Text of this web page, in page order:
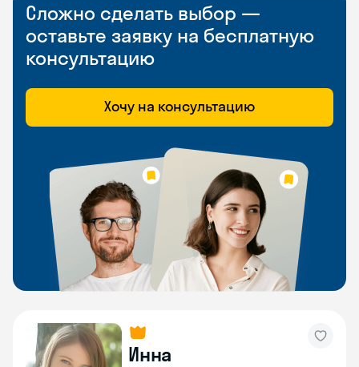
Сложно сделать выбор —
оставьте заявку на бесплатную
консультацию
Хочу на консультацию
Инна